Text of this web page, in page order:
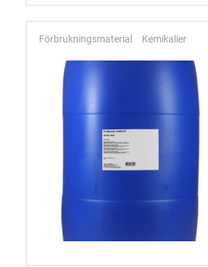
Förbrukningsmaterial Kemikalier